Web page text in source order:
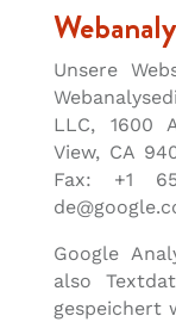
Unsere
LLC, 1600
View, CA
Fax: +1
Google
also
gespeichert